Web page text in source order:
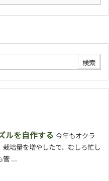
ルを自作する 今年もオクラ
栽培量を増やしたで、むしろ忙し
管 ...